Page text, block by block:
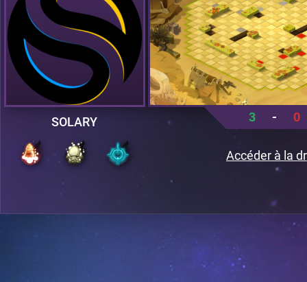
SOLARY 3 - 0
Accéder à la